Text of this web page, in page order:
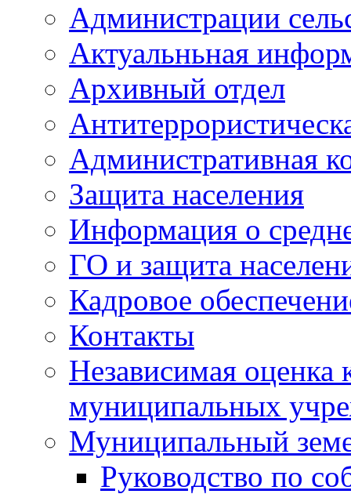
Администрации
Актуальньная
Архивный отдел
Административная
Защита населения
Информация о
ГО и защита
Кадровое
Контакты
Независимая оценка
муниципальных
Муниципальный
Руководство по